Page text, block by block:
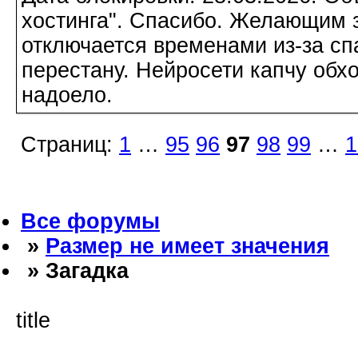
хостинга". Спасибо. Желающим
отключается временами из-за
перестану. Нейросети капчу
надоело.
Страниц: 1 … 95 96 97 98 99 …
Все форумы
» Размер не имеет значения
» Загадка
title